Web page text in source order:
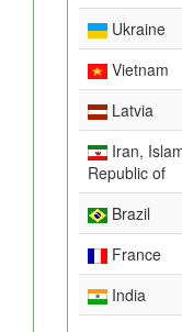
Ukraine
Vietnam
Latvia
Iran,
Republic of
Brazil
France
India